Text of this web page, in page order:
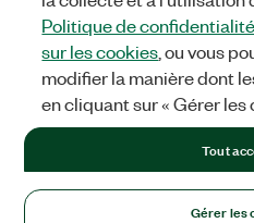
Politique de confidentialité
sur les cookies , ou vous
modifier la manière dont
en cliquant sur « Gérer les
Gérer les
Tout